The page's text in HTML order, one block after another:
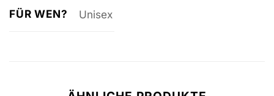
FÜR WEN? Unisex